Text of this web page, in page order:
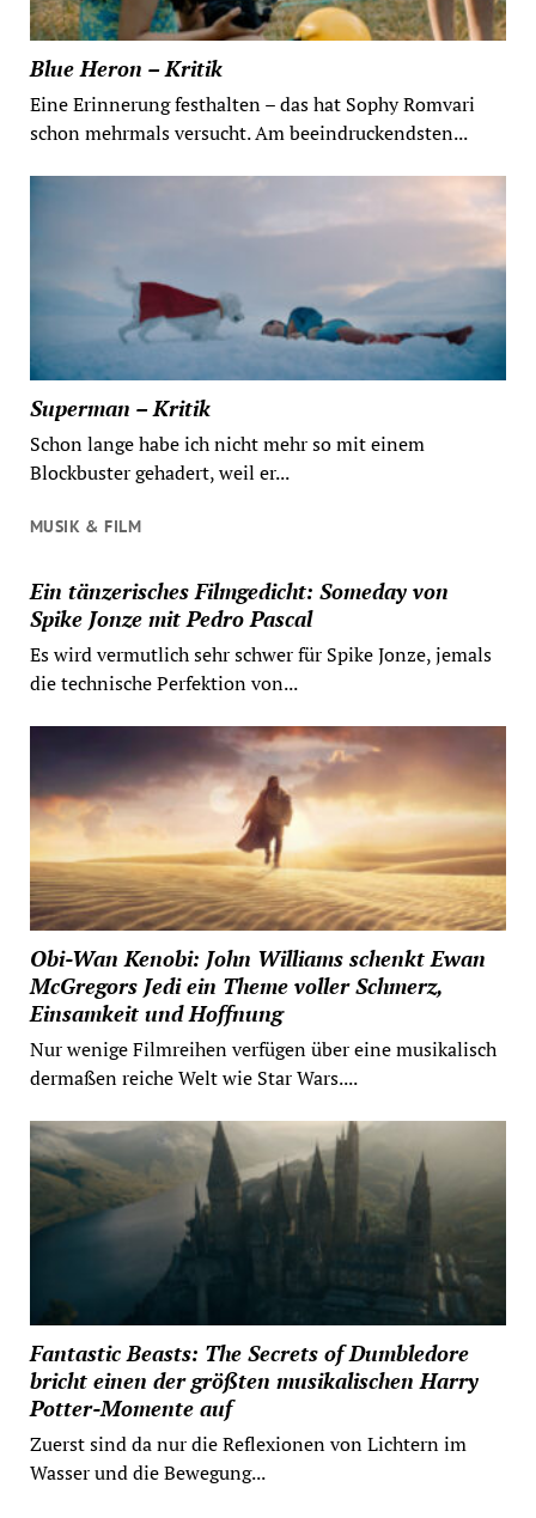
Blue Heron – Kritik
Eine Erinnerung festhalten – das hat Sophy Romvari
schon mehrmals versucht. Am beeindruckendsten...
Superman – Kritik
Schon lange habe ich nicht mehr so mit einem
Blockbuster gehadert, weil er...
MUSIK & FILM
Ein tänzerisches Filmgedicht: Someday von
Spike Jonze mit Pedro Pascal
Es wird vermutlich sehr schwer für Spike Jonze, jemals
die technische Perfektion von...
Obi-Wan Kenobi: John Williams schenkt Ewan
McGregors Jedi ein Theme voller Schmerz,
Einsamkeit und Hoffnung
Nur wenige Filmreihen verfügen über eine musikalisch
dermaßen reiche Welt wie Star Wars....
Fantastic Beasts: The Secrets of Dumbledore
bricht einen der größten musikalischen Harry
Potter-Momente auf
Zuerst sind da nur die Reflexionen von Lichtern im
Wasser und die Bewegung...